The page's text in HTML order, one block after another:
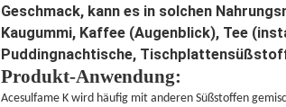
Geschmack, kann es in solchen
Kaugummi, Kaffee (Augenblick), Tee
Puddingnachtische,
Produkt-Anwendung:
Acesulfame K wird häufig mit anderen Süßstoffen